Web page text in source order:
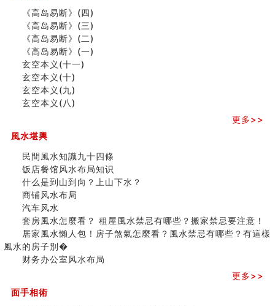
玄空本义(十一)
家居常見風水形煞及化解方法 (三)
天要下雨娘要嫁人
预测开店怎么样
口相與命運
六爻測住宅風水 (五)
一篇文章解答八字命理所有困惑
汽车风水
姓名字义玄机藏凶吉
六爻占卜预测考试结果
套房風水怎麼看？ 租屋風水禁忌有哪些？搬家禁忌要注
精选1500个五行属金的字
玄空本义(九)
八字十神与坐基关系详解
精选1000个五行属土的字
人的面相看财运
玄空本义(八)
六爻算卦：测腹中胎儿是男是女
中國改革開放總設計師鄧小平命造 (名人八字淺析八）
测字（实例解释）
二
二0
二
六
(马)
二
生
肖
运
程
(鼠
牛
虎)
二○
二
六
(马)
生
肖
运
程
(鸡
狗
猪)
二○
二
六
(马)
生
肖
运
程
羊
猴)
風
法
(一)
析
(
《高岛易断》(四)
《高岛易断》(三)
《高岛易断》(二)
《高岛易断》(一)
玄空本义(十一)
玄空本义(十)
玄空本义(九)
玄空本义(八)
更多>>
風水堪輿
民間風水知識九十四條
饭店餐馆风水布局知识
什么是到山到向？上山下水？
商铺风水布局
汽车风水
套房風水怎麼看？ 租屋風水禁忌有哪些？搬家禁忌要注意！
居家風水懶人包！房子煞氣怎麼看？風水禁忌有哪些？有這樣
風水的房子別�
财务办公室风水布局
更多>>
面手相術